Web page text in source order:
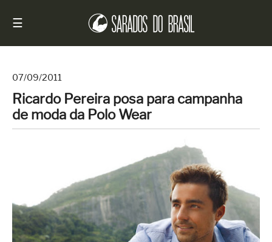
☰
Início
Notícias
Entrevistas
Antes
e
07/09/2011
Ricardo Pereira posa para campanha
de moda da Polo Wear